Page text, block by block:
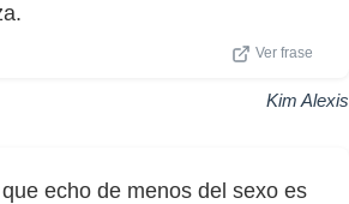
Ver frase
Kim Alexis
echo de menos del sexo es